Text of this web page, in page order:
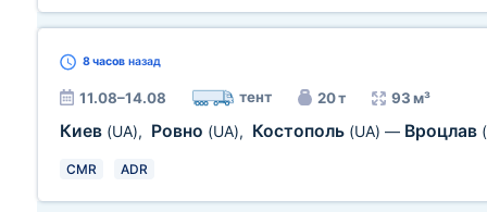
8 часов назад
11.08–14.08 тент 20 т 93 м³
Киев (UA), Ровно (UA), Костополь (UA) — Вроцлав
CMR ADR